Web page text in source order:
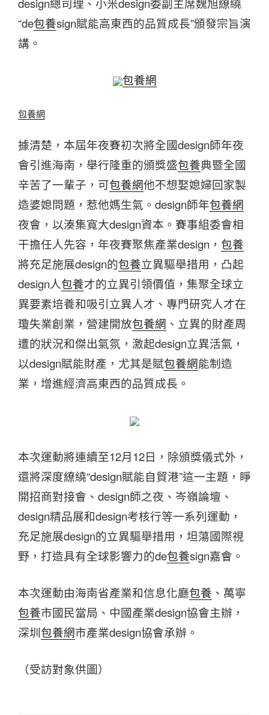
design總司理、小米design委副主席魏旭繚繞
“de包養sign賦能高東西的品質成長”頒發宗旨演
講。
包養網
包養網
據清楚，本屆年夜賽初次將全國design師年夜
會引進海南，舉行隆重的頒獎盛包養典暨全國
辛苦了一輩子，可包養網他不想娶媳婦回家製
造婆媳問題，惹他媽生氣。design師年包養網
夜會，以湊集寬大design資本。賽事組委會相
干擔任人先容，年夜賽聚焦產業design， 包養
將充足施展design的包養立異驅舉措用，凸起
design人包養才的立異引領價值，集聚全球立
異要素培養和吸引立異人才、專門研究人才在
瓊失業創業，營建開放包養網 、立異的財產周
遭的狀況和傑出氣氛，激起design立異活氣，
以design賦能財產，尤其是賦包養網能制造
業，增進經濟高東西的品質成長。
本次運動將連續至12月12日，除頒獎儀式外，
還將深度繚繞“design賦能自貿港”這一主題，睜
開招商對接會、design師之夜、岑嶺論壇、
design精品展和design考核行等一系列運動，
充足施展design的立異驅舉措用，坦蕩國際視
野，打造具有全球影響力的de包養sign嘉會。
本次運動由海南省產業和信息化廳包養 、萬寧
包養市國民當局、中國產業design協會主辦，
深圳包養網市產業design協會承辦。
（受訪對象供圖）